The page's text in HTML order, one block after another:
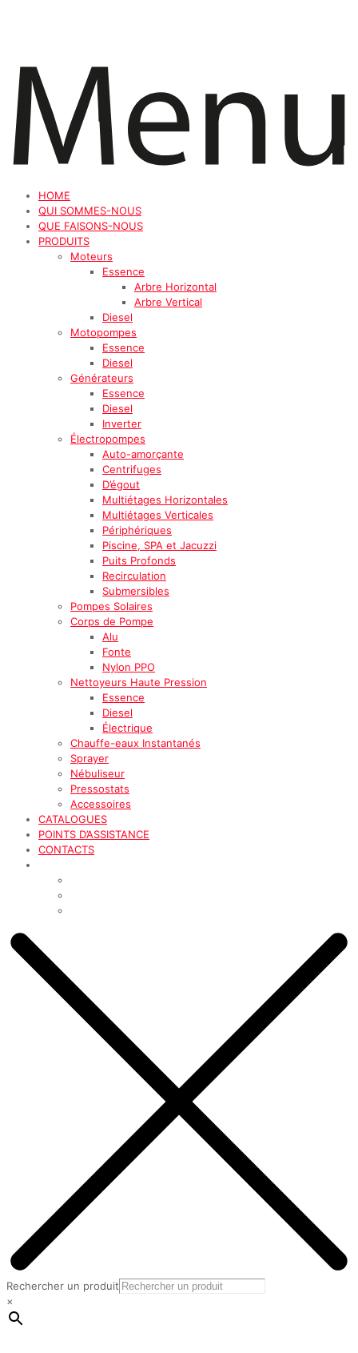
HOME
QUI SOMMES-NOUS
QUE FAISONS-NOUS
PRODUITS
Moteurs
Essence
Arbre Horizontal
Arbre Vertical
Diesel
Motopompes
Essence
Diesel
Générateurs
Essence
Diesel
Inverter
Électropompes
Auto-amorçante
Centrifuges
D’égout
Multiétages Horizontales
Multiétages Verticales
Périphériques
Piscine, SPA et Jacuzzi
Puits Profonds
Recirculation
Submersibles
Pompes Solaires
Corps de Pompe
Alu
Fonte
Nylon PPO
Nettoyeurs Haute Pression
Essence
Diesel
Électrique
Chauffe-eaux Instantanés
Sprayer
Nébuliseur
Pressostats
Accessoires
CATALOGUES
POINTS D’ASSISTANCE
CONTACTS
Rechercher un produit
×